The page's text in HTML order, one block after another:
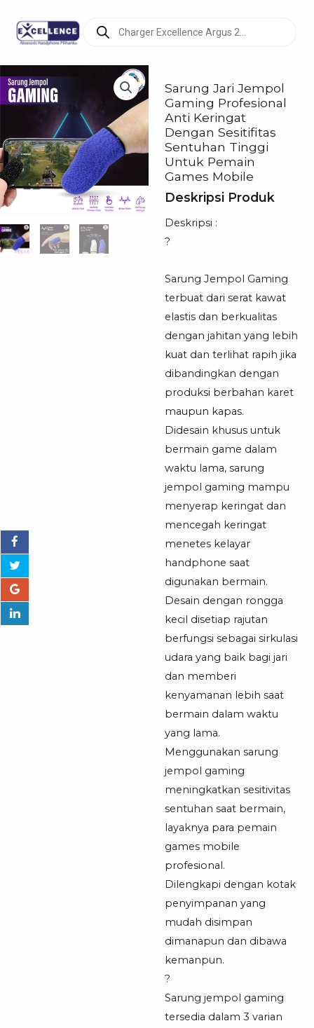
search
Sarung Jari Jempol
Gaming Profesional
Anti Keringat
Dengan Sesitifitas
Sentuhan Tinggi
Untuk Pemain
Games Mobile
Deskripsi Produk
Deskripsi :
?
Sarung Jempol Gaming
terbuat dari serat kawat
elastis dan berkualitas
dengan jahitan yang lebih
kuat dan terlihat rapih jika
dibandingkan dengan
produksi berbahan karet
maupun kapas.
Didesain khusus untuk
bermain game dalam
waktu lama, sarung
jempol gaming mampu
menyerap keringat dan
mencegah keringat
menetes kelayar
handphone saat
digunakan bermain.
Desain dengan rongga
kecil disetiap rajutan
berfungsi sebagai sirkulasi
udara yang baik bagi jari
dan memberi
kenyamanan lebih saat
bermain dalam waktu
yang lama.
Menggunakan sarung
jempol gaming
meningkatkan sesitivitas
sentuhan saat bermain,
layaknya para pemain
games mobile
profesional.
Dilengkapi dengan kotak
penyimpanan yang
mudah disimpan
dimanapun dan dibawa
kemanpun.
?
Sarung jempol gaming
tersedia dalam 3 varian